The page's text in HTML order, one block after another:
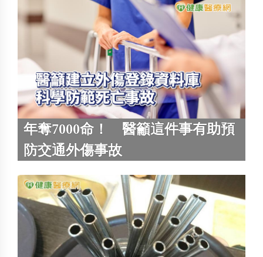
年奪7000命！ 醫籲這件事有助預
防交通外傷事故